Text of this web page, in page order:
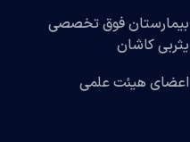
بیمارستان فوق تخصصی
یثربی کاشان
اعضای هیئت علمی